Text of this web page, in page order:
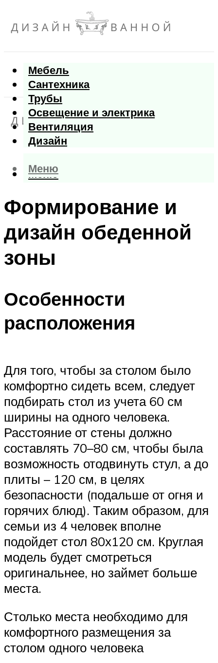
Мебель
Сантехника
Трубы
Освещение и электрика
Вентиляция
Дизайн
Меню
Меню
Формирование и
дизайн обеденной
зоны
Особенности
расположения
Для того, чтобы за столом было
комфортно сидеть всем, следует
подбирать стол из учета 60 см
ширины на одного человека.
Расстояние от стены должно
составлять 70–80 см, чтобы была
возможность отодвинуть стул, а до
плиты – 120 см, в целях
безопасности (подальше от огня и
горячих блюд). Таким образом, для
семьи из 4 человек вполне
подойдет стол 80х120 см. Круглая
модель будет смотреться
оригинальнее, но займет больше
места.
Столько места необходимо для
комфортного размещения за
столом одного человека